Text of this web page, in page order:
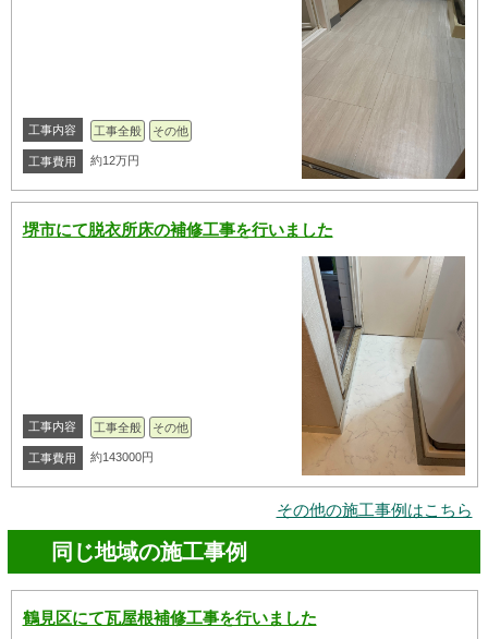
工事内容 工事全般 その他
工事費用 約12万円
堺市にて脱衣所床の補修工事を行いました
工事内容 工事全般 その他
工事費用 約143000円
その他の施工事例はこちら
同じ地域の施工事例
鶴見区にて瓦屋根補修工事を行いました